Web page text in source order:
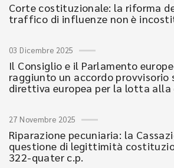
Corte costituzionale: la riforma
traffico di influenze non è
03 Dicembre 2025
Il Consiglio e il Parlamento
raggiunto un accordo provvisorio
direttiva europea per la lotta alla
27 Novembre 2025
Riparazione pecuniaria: la
questione di legittimità
322-quater c.p.